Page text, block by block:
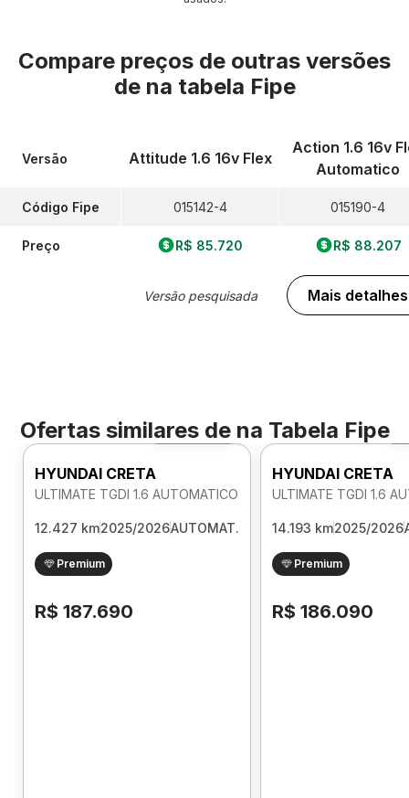
Compare preços de outras versões
de na tabela Fipe
Versão
Código Fipe
Preço
Attitude 1.6 16v Flex
015142-4
R$ 85.720
Versão pesquisada
Action 1.6 16v
Automatico
015190-4
R$ 88.207
Mais detalhes
Ofertas similares de na Tabela Fipe
Foto 360º
HYUNDAI CRETA
ULTIMATE TGDI 1.6 AUTOMATICO
12.427 km2025/2026AUTOMAT.
Premium
R$ 187.690
HYUNDAI CRETA
ULTIMATE TGDI 1.6
14.193 km2025/2026
Premium
R$ 186.090